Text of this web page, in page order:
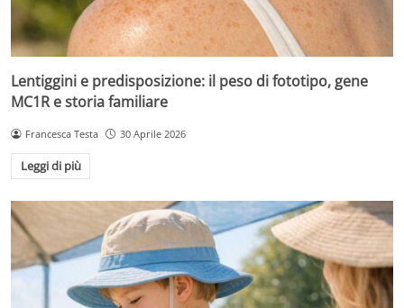
Lentiggini e predisposizione: il peso di fototipo, gene
MC1R e storia familiare
Francesca Testa 30 Aprile 2026
Leggi di più